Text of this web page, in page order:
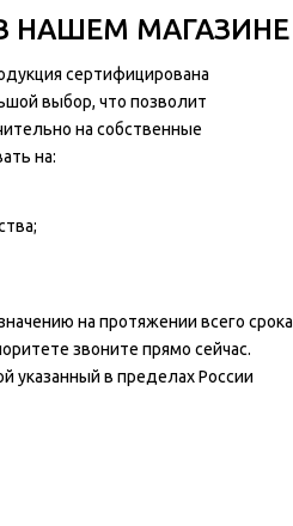
НАШЕМ МАГАЗИНЕ
сертифицирована
выбор, что позволит
на собственные
на:
на протяжении всего срока
звоните прямо сейчас.
указанный в пределах России